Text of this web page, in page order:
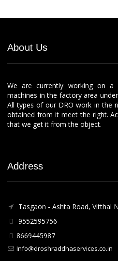
About Us
We are currently working on a
machines in the factory area
All types of our DRO work in the
obtained from it meet the right.
that we get it from the object.
Address
Tasgaon - Ashta Road, Vitthal
9552595756
8669445987
Info@droshraddhaservices.co.in